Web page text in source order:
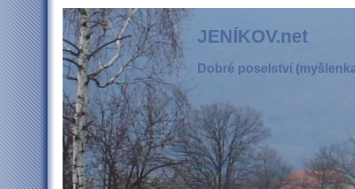
JENÍKOV.net
Dobré poselství